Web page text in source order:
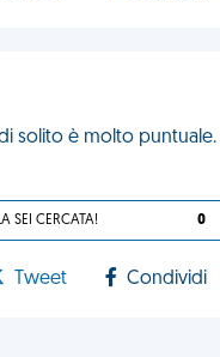
solito è molto puntuale.
SEI CERCATA! 0
Tweet Condividi